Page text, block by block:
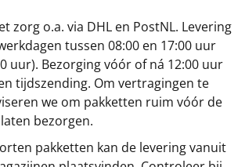
zorg o.a. via DHL en PostNL. Levering
tussen 08:00 en 17:00 uur
uur). Bezorging vóór of ná 12:00 uur
tijdszending. Om vertragingen te
we om pakketten ruim vóór de
bezorgen.
pakketten kan de levering vanuit